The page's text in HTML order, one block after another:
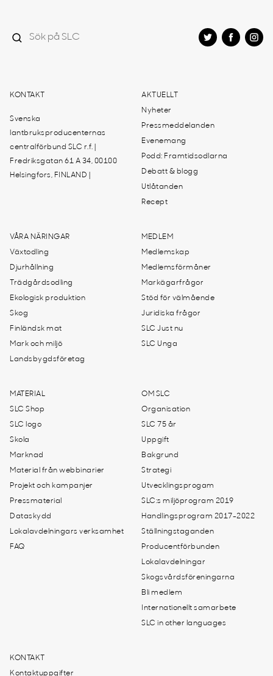
KONTAKT
Svenska
lantbruksproducenternas
centralförbund SLC r.f. |
Fredriksgatan 61 A 34, 00100
Helsingfors, FINLAND |
AKTUELLT
Nyheter
Pressmeddelanden
Evenemang
Podd: Framtidsodlarna
Debatt & blogg
Utlåtanden
Recept
VÅRA NÄRINGAR
Växtodling
Djurhållning
Trädgårdsodling
Ekologisk produktion
Skog
Finländsk mat
Mark och miljö
Landsbygdsföretag
MEDLEM
Medlemskap
Medlemsförmåner
Markägarfrågor
Stöd för välmående
Juridiska frågor
SLC Just nu
SLC Unga
MATERIAL
SLC Shop
SLC logo
Skola
Marknad
Material från webbinarier
Projekt och kampanjer
Pressmaterial
Dataskydd
Lokalavdelningars verksamhet
FAQ
OM SLC
Organisation
SLC 75 år
Uppgift
Bakgrund
Strategi
Utvecklingsprogam
SLC:s miljöprogram 2019
Handlingsprogram 2017-2022
Ställningstaganden
Producentförbunden
Lokalavdelningar
Skogsvårdsföreningarna
Bli medlem
Internationellt samarbete
SLC in other languages
KONTAKT
Kontaktuppgifter